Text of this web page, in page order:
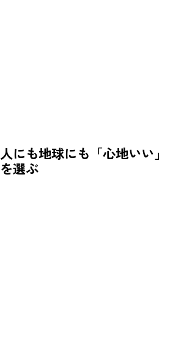
人にも地球にも「心地いい」
を選ぶ